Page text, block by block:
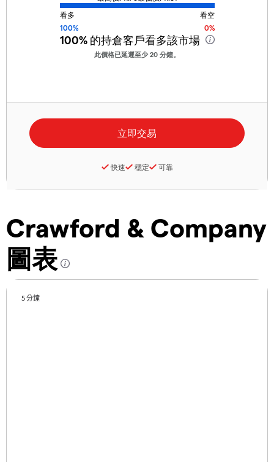
Crawford & Company
圖表
5 分鐘
看多
看空
100%
0%
100%的持倉客戶看多該市場
此價格已延遲至少 20 分鐘。
快速 穩定 可靠